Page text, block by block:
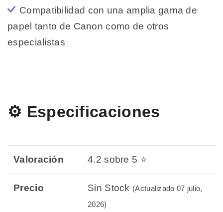
Compatibilidad con una amplia gama de
papel tanto de Canon como de otros
especialistas
⚙️ Especificaciones
Valoración 4.2 sobre 5 ⭐
Precio Sin Stock (Actualizado 07 julio,
2026)